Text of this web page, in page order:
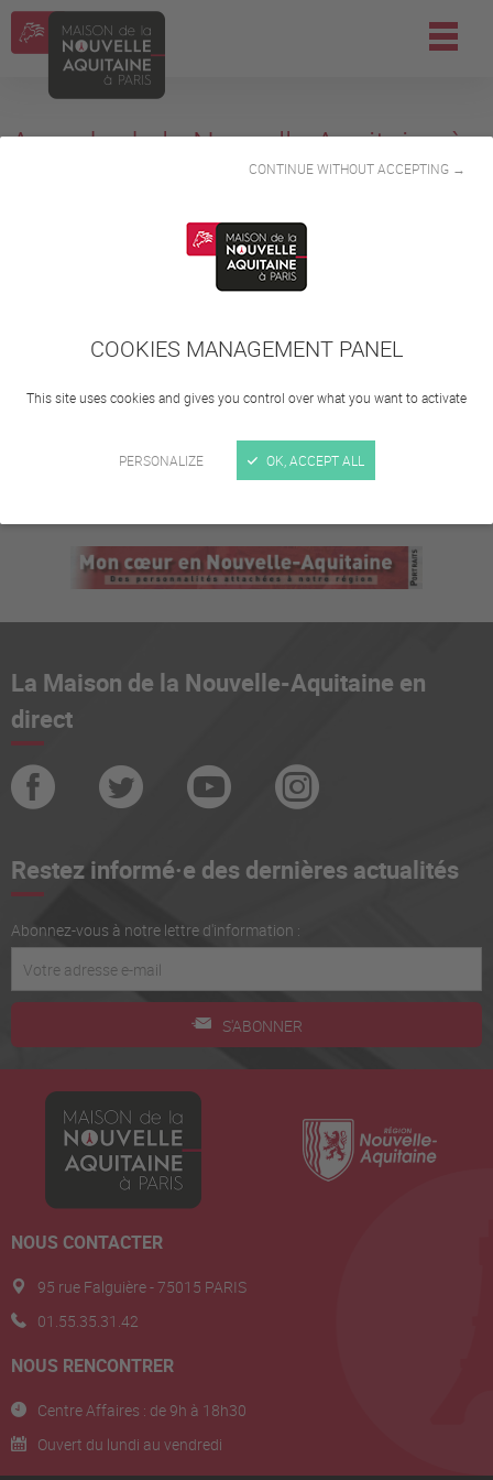
COOKIES MANAGEMENT PANEL
This site uses cookies and gives you control over what you want to activate
PERSONALIZE
CONTINUE WITHOUT ACCEPTING →
OK, ACCEPT ALL
Agenda de la Nouvelle-Aquitaine à
Ailleurs en Ile-de-France
Il n'y a aucun événement disponible.
La Maison de la Nouvelle-Aquitaine en
direct
Restez informé·e des dernières actualités
Abonnez-vous à notre lettre d'information :
S'ABONNER
NOUS CONTACTER
95 rue Falguière - 75015 PARIS
01.55.35.31.42
NOUS RENCONTRER
Centre Affaires : de 9h à 18h30
Ouvert du lundi au vendredi